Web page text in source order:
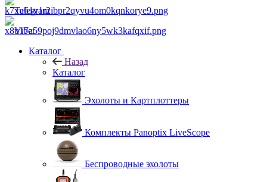
Telegram
Viber
Каталог
Назад
Каталог
Эхолоты и Картплоттеры
Комплекты Panoptix LiveScope
Беспроводные эхолоты